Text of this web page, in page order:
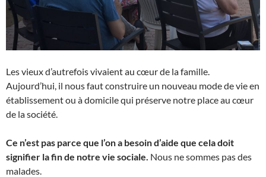
Les vieux d’autrefois vivaient au cœur de la famille.
Aujourd’hui, il nous faut construire un nouveau mode de vie en
établissement ou à domicile qui préserve notre place au cœur
de la société.
Ce n’est pas parce que l’on a besoin d’aide que cela doit
signifier la fin de notre vie sociale. Nous ne sommes pas des
malades.